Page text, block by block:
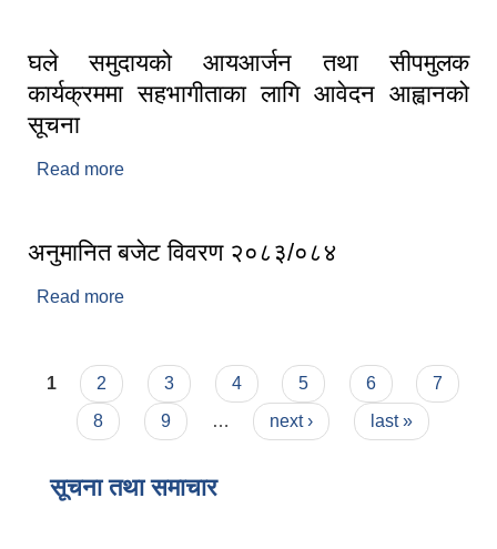
घले समुदायको आयआर्जन तथा सीपमुलक
कार्यक्रममा सहभागीताका लागि आवेदन आह्वानको
सूचना
Read more
अनुमानित बजेट विवरण २०८३/०८४
Read more
Pages
1 2 3 4 5 6
7
8
9 … next › last »
सूचना तथा समाचार